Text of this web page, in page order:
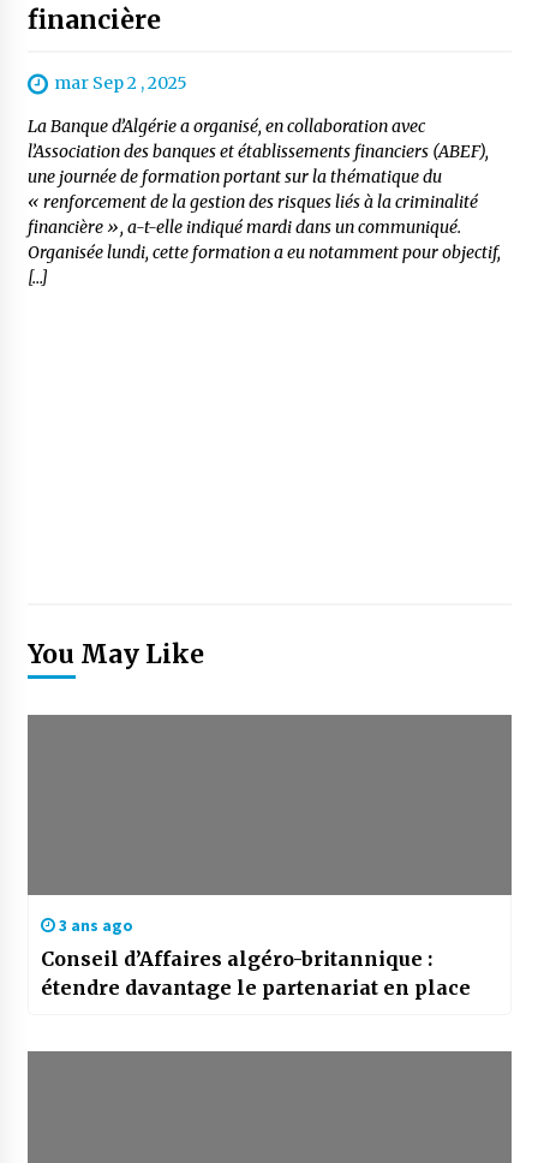
financière
mar Sep 2 , 2025
La Banque d’Algérie a organisé, en collaboration avec
l’Association des banques et établissements financiers (ABEF),
une journée de formation portant sur la thématique du
« renforcement de la gestion des risques liés à la criminalité
financière », a-t-elle indiqué mardi dans un communiqué.
Organisée lundi, cette formation a eu notamment pour objectif,
[…]
You May Like
3 ans ago
Conseil d’Affaires algéro-britannique :
étendre davantage le partenariat en place